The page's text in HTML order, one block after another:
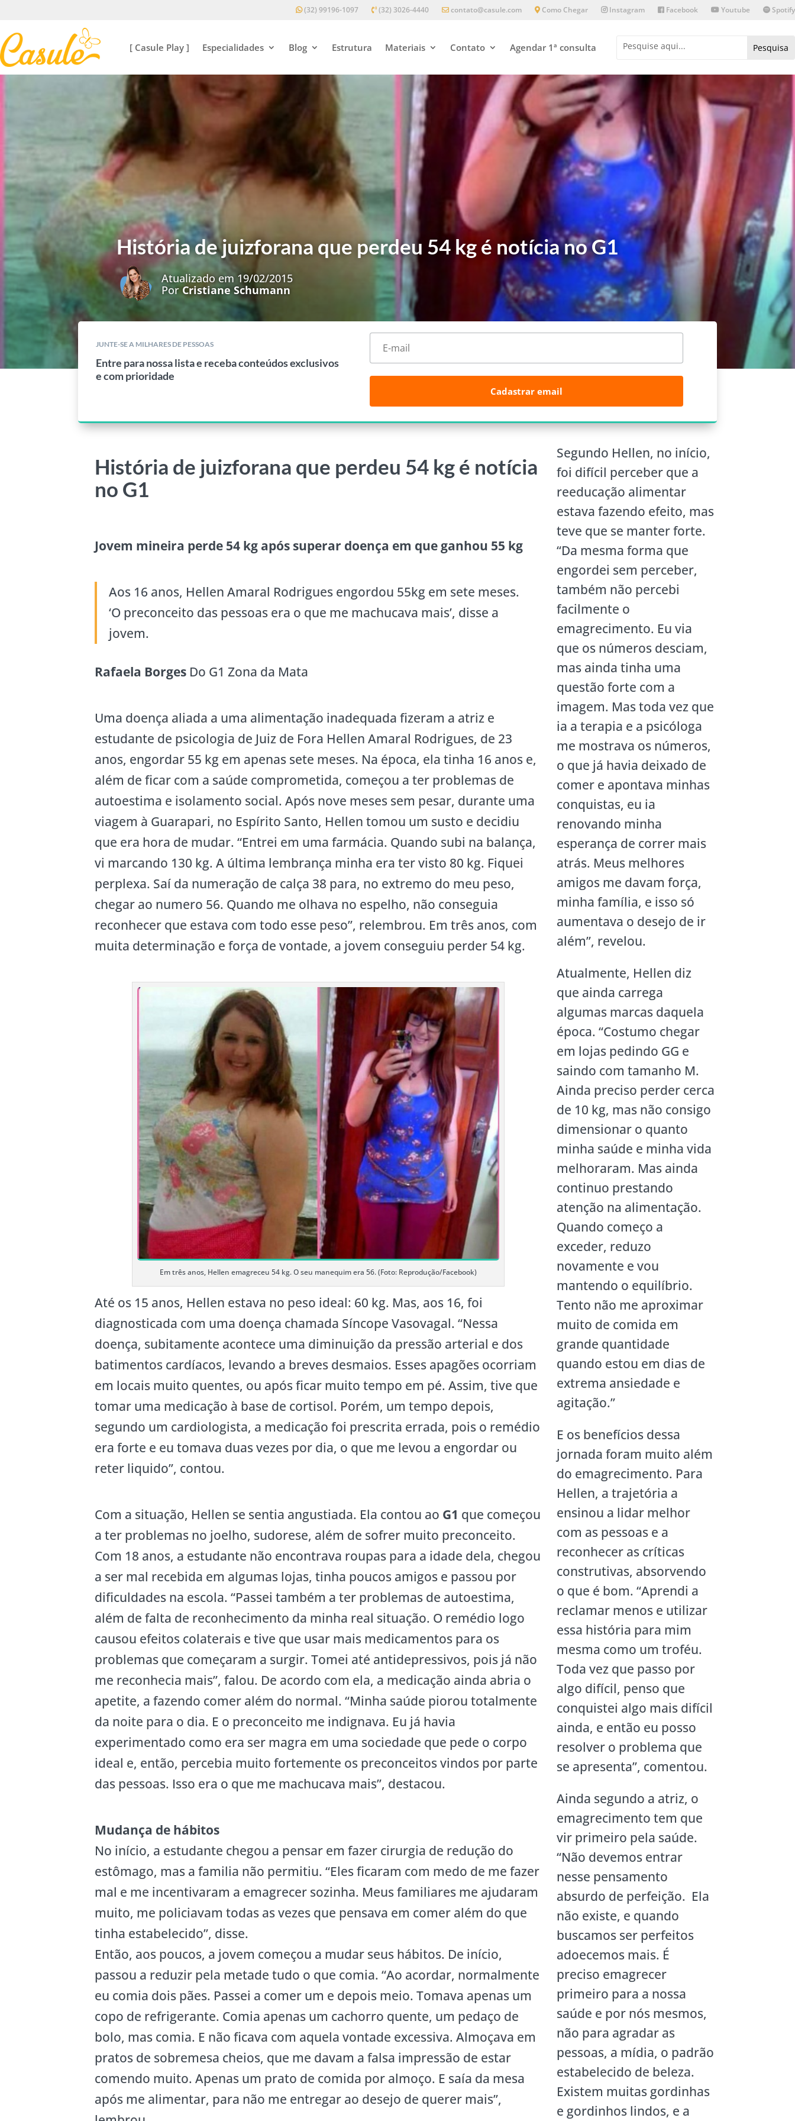
(32) 99196-1097 (32) 3026-4440 contato@casule.com Como Chegar Instagram Facebook Youtube Spotify
[ Casule Play ] Especialidades Blog Estrutura Materiais Contato Agendar 1ª consulta
História de juizforana que perdeu 54 kg é notícia no G1
Atualizado em 19/02/2015
PorCristiane Schumann
JUNTE-SE A MILHARES DE PESSOAS
Entre para nossa lista e receba conteúdos exclusivos
e com prioridade
Cadastrar email
História de juizforana que perdeu 54 kg é notícia
no G1
Jovem mineira perde 54 kg após superar doença em que ganhou 55 kg
Aos 16 anos, Hellen Amaral Rodrigues engordou 55kg em sete meses.
‘O preconceito das pessoas era o que me machucava mais’, disse a
jovem.
Rafaela Borges Do G1 Zona da Mata
Uma doença aliada a uma alimentação inadequada fizeram a atriz e
estudante de psicologia de Juiz de Fora Hellen Amaral Rodrigues, de 23
anos, engordar 55 kg em apenas sete meses. Na época, ela tinha 16 anos e,
além de ficar com a saúde comprometida, começou a ter problemas de
autoestima e isolamento social. Após nove meses sem pesar, durante uma
viagem à Guarapari, no Espírito Santo, Hellen tomou um susto e decidiu
que era hora de mudar. “Entrei em uma farmácia. Quando subi na balança,
vi marcando 130 kg. A última lembrança minha era ter visto 80 kg. Fiquei
perplexa. Saí da numeração de calça 38 para, no extremo do meu peso,
chegar ao numero 56. Quando me olhava no espelho, não conseguia
reconhecer que estava com todo esse peso”, relembrou. Em três anos, com
muita determinação e força de vontade, a jovem conseguiu perder 54 kg.
Em três anos, Hellen emagreceu 54 kg. O seu manequim era 56. (Foto: Reprodução/Facebook)
Até os 15 anos, Hellen estava no peso ideal: 60 kg. Mas, aos 16, foi
diagnosticada com uma doença chamada Síncope Vasovagal. “Nessa
doença, subitamente acontece uma diminuição da pressão arterial e dos
batimentos cardíacos, levando a breves desmaios. Esses apagões ocorriam
em locais muito quentes, ou após ficar muito tempo em pé. Assim, tive que
tomar uma medicação à base de cortisol. Porém, um tempo depois,
segundo um cardiologista, a medicação foi prescrita errada, pois o remédio
era forte e eu tomava duas vezes por dia, o que me levou a engordar ou
reter liquido”, contou.
Com a situação, Hellen se sentia angustiada. Ela contou ao G1 que começou
a ter problemas no joelho, sudorese, além de sofrer muito preconceito.
Com 18 anos, a estudante não encontrava roupas para a idade dela, chegou
a ser mal recebida em algumas lojas, tinha poucos amigos e passou por
dificuldades na escola. “Passei também a ter problemas de autoestima,
além de falta de reconhecimento da minha real situação. O remédio logo
causou efeitos colaterais e tive que usar mais medicamentos para os
problemas que começaram a surgir. Tomei até antidepressivos, pois já não
me reconhecia mais”, falou. De acordo com ela, a medicação ainda abria o
apetite, a fazendo comer além do normal. “Minha saúde piorou totalmente
da noite para o dia. E o preconceito me indignava. Eu já havia
experimentado como era ser magra em uma sociedade que pede o corpo
ideal e, então, percebia muito fortemente os preconceitos vindos por parte
das pessoas. Isso era o que me machucava mais”, destacou.
Mudança de hábitos
No início, a estudante chegou a pensar em fazer cirurgia de redução do
estômago, mas a familia não permitiu. “Eles ficaram com medo de me fazer
mal e me incentivaram a emagrecer sozinha. Meus familiares me ajudaram
muito, me policiavam todas as vezes que pensava em comer além do que
tinha estabelecido”, disse.
Então, aos poucos, a jovem começou a mudar seus hábitos. De início,
passou a reduzir pela metade tudo o que comia. “Ao acordar, normalmente
eu comia dois pães. Passei a comer um e depois meio. Tomava apenas um
copo de refrigerante. Comia apenas um cachorro quente, um pedaço de
bolo, mas comia. E não ficava com aquela vontade excessiva. Almoçava em
pratos de sobremesa cheios, que me davam a falsa impressão de estar
comendo muito. Apenas um prato de comida por almoço. E saía da mesa
após me alimentar, para não me entregar ao desejo de querer mais”,
Segundo Hellen, no início,
foi difícil perceber que a
reeducação alimentar
estava fazendo efeito, mas
teve que se manter forte.
“Da mesma forma que
engordei sem perceber,
também não percebi
facilmente o
emagrecimento. Eu via
que os números desciam,
mas ainda tinha uma
questão forte com a
imagem. Mas toda vez que
ia a terapia e a psicóloga
me mostrava os números,
o que já havia deixado de
comer e apontava minhas
conquistas, eu ia
renovando minha
esperança de correr mais
atrás. Meus melhores
amigos me davam força,
minha família, e isso só
aumentava o desejo de ir
além”, revelou.
Atualmente, Hellen diz
que ainda carrega
algumas marcas daquela
época. “Costumo chegar
em lojas pedindo GG e
saindo com tamanho M.
Ainda preciso perder cerca
de 10 kg, mas não consigo
dimensionar o quanto
minha saúde e minha vida
melhoraram. Mas ainda
continuo prestando
atenção na alimentação.
Quando começo a
exceder, reduzo
novamente e vou
mantendo o equilíbrio.
Tento não me aproximar
muito de comida em
grande quantidade
quando estou em dias de
extrema ansiedade e
agitação.”
E os benefícios dessa
jornada foram muito além
do emagrecimento. Para
Hellen, a trajetória a
ensinou a lidar melhor
com as pessoas e a
reconhecer as críticas
construtivas, absorvendo
o que é bom. “Aprendi a
reclamar menos e utilizar
essa história para mim
mesma como um troféu.
Toda vez que passo por
algo difícil, penso que
conquistei algo mais difícil
ainda, e então eu posso
resolver o problema que
se apresenta”, comentou.
Ainda segundo a atriz, o
emagrecimento tem que
vir primeiro pela saúde.
“Não devemos entrar
nesse pensamento
absurdo de perfeição. Ela
não existe, e quando
buscamos ser perfeitos
adoecemos mais. É
preciso emagrecer
primeiro para a nossa
saúde e por nós mesmos,
não para agradar as
pessoas, a mídia, o padrão
estabelecido de beleza.
Existem muitas gordinhas
e gordinhos lindos, e a